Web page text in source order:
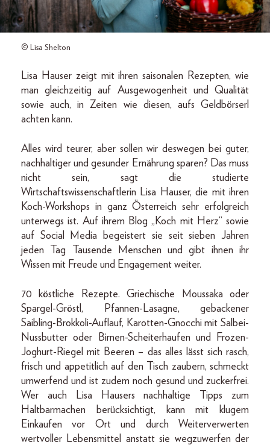
© Lisa Shelton
Lisa Hauser zeigt mit ihren saisonalen Rezepten, wie
man gleichzeitig auf Ausgewogenheit und Qualität
sowie auch, in Zeiten wie diesen, aufs Geldbörserl
achten kann.
Alles wird teurer, aber sollen wir deswegen bei guter,
nachhaltiger und gesunder Ernährung sparen? Das muss
nicht sein, sagt die studierte
Wirtschaftswissenschaftlerin Lisa Hauser, die mit ihren
Koch-Workshops in ganz Österreich sehr erfolgreich
unterwegs ist. Auf ihrem Blog „Koch mit Herz“ sowie
auf Social Media begeistert sie seit sieben Jahren
jeden Tag Tausende Menschen und gibt ihnen ihr
Wissen mit Freude und Engagement weiter.
70 köstliche Rezepte. Griechische Moussaka oder
Spargel-Gröstl, Pfannen-Lasagne, gebackener
Saibling-Brokkoli-Auflauf, Karotten-Gnocchi mit Salbei-
Nussbutter oder Birnen-Scheiterhaufen und Frozen-
Joghurt-Riegel mit Beeren – das alles lässt sich rasch,
frisch und appetitlich auf den Tisch zaubern, schmeckt
umwerfend und ist zudem noch gesund und zuckerfrei.
Wer auch Lisa Hausers nachhaltige Tipps zum
Haltbarmachen berücksichtigt, kann mit klugem
Einkaufen vor Ort und durch Weiterverwerten
wertvoller Lebensmittel anstatt sie wegzuwerfen der